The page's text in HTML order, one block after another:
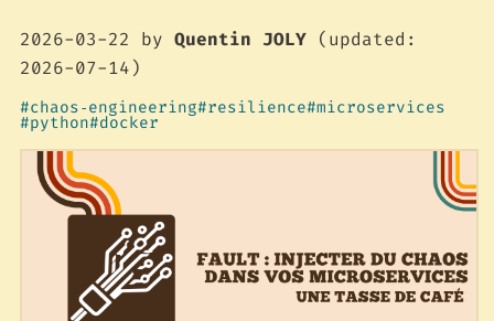
2026-03-22 by Quentin JOLY(updated:
2026-07-14)
chaos‑engineering resilience microservices
python docker